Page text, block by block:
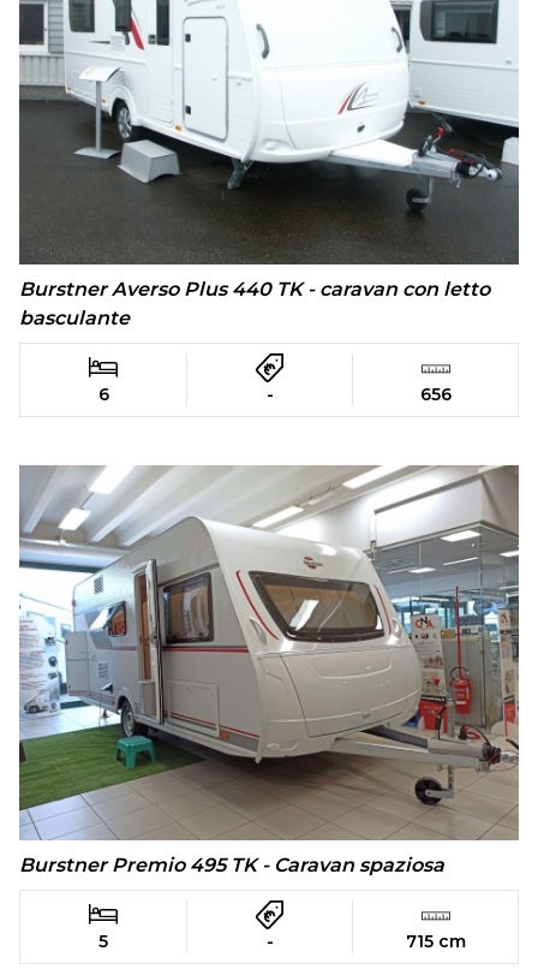
Burstner Averso Plus 440 TK - caravan con letto
basculante
6 - 656
Burstner Premio 495 TK - Caravan spaziosa
5 - 715 cm